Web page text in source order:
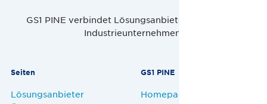
GS1 PINE verbindet Lösungsanbieter, Handel und
Industrieunternehmen.
Seiten
Lösungsanbieter
GS1 PINE
Homepage